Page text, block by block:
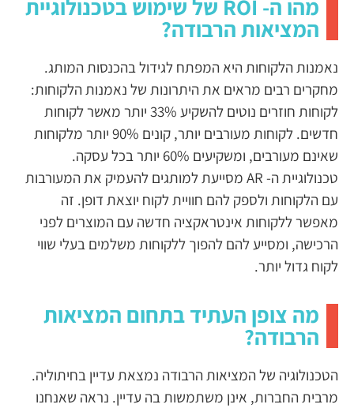
מהו ה- ROI של שימוש בטכנולוגיית
המציאות הרבודה?
נאמנות הלקוחות היא המפתח לגידול בהכנסות המותג.
מחקרים רבים מראים את היתרונות של נאמנות הלקוחות:
לקוחות חוזרים נוטים להשקיע 33% יותר מאשר לקוחות
חדשים. לקוחות מעורבים יותר, קונים 90% יותר מלקוחות
שאינם מעורבים, ומשקיעים 60% יותר בכל עסקה.
טכנולוגיית ה- AR מסייעת למותגים להעמיק את המעורבות
עם הלקוחות ולספק להם חוויית לקוח יוצאת דופן. זה
מאפשר ללקוחות אינטראקציה חדשה עם המוצרים לפני
הרכישה, ומסייע להם להפוך ללקוחות משלמים בעלי שווי
לקוח גדול יותר.
מה צופן העתיד בתחום המציאות
הרבודה?
הטכנולוגיה של המציאות הרבודה נמצאת עדיין בחיתוליה.
מרבית החברות, אינן משתמשות בה עדיין. נראה שאנחנו